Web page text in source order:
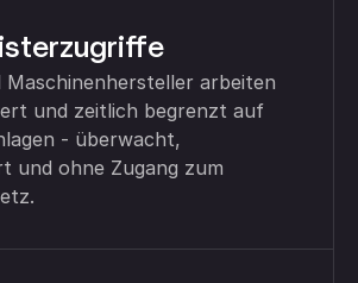
Maschinenhersteller arbeiten
und zeitlich begrenzt auf
- überwacht,
und ohne Zugang zum